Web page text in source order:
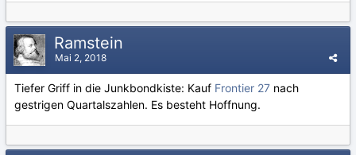
Ramstein
Mai 2, 2018
Tiefer Griff in die Junkbondkiste: Kauf Frontier 27 nach
gestrigen Quartalszahlen. Es besteht Hoffnung.